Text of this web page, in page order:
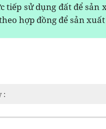
sử dụng đất để sản
hợp đồng để sản
: